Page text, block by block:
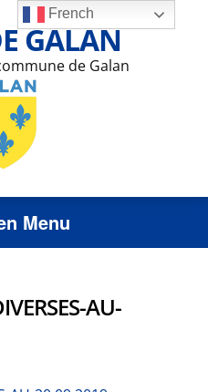
GALAN
de Galan
Menu
AU-
French